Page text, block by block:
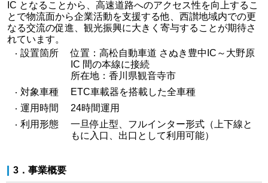
IC となることから、高速道路へのアクセス性を向上するこ
とで物流面から企業活動を支援する他、西讃地域内での更
なる交流の促進、観光振興に大きく寄与することが期待さ
れています。
設置箇所
位置：高松自動車道 さぬき豊中IC～大野原
IC 間の本線に接続
所在地：香川県観音寺市
対象車種
ETC車載器を搭載した全車種
運用時間
24時間運用
利用形態
一旦停止型、フルインター形式（上下線と
もに入口、出口として利用可能）
3．事業概要